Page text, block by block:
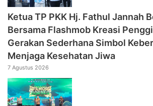
‎Ketua TP PKK Hj. Fathul Jannah
Bersama Flashmob Kreasi
Gerakan Sederhana Simbol
Menjaga Kesehatan Jiwa
7 Agustus 2026